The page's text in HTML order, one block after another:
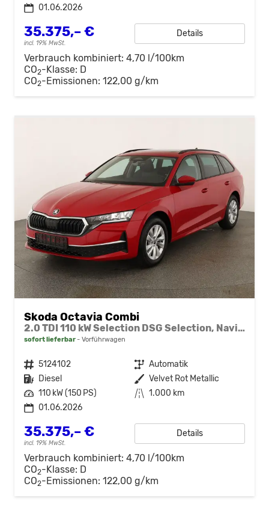
01.06.2026
35.375,– €
incl. 19% MwSt.
Details
Verbrauch kombiniert: 4,70 l/100km
CO2-Klasse: D
CO2-Emissionen: 122,00 g/km
Skoda Octavia Combi
2.0 TDI 110 kW Selection DSG Selection, Navi, Pano, AHK, Teilleder, 5-J Garantie
sofort lieferbar Vorführwagen
Fahrzeugnr. 5124102 Getriebe Automatik
Kraftstoff Diesel Außenfarbe Velvet Rot Metallic
Leistung 110 kW (150 PS) Kilometerstand 1.000 km
01.06.2026
35.375,– €
incl. 19% MwSt.
Details
Verbrauch kombiniert: 4,70 l/100km
CO2-Klasse: D
CO2-Emissionen: 122,00 g/km